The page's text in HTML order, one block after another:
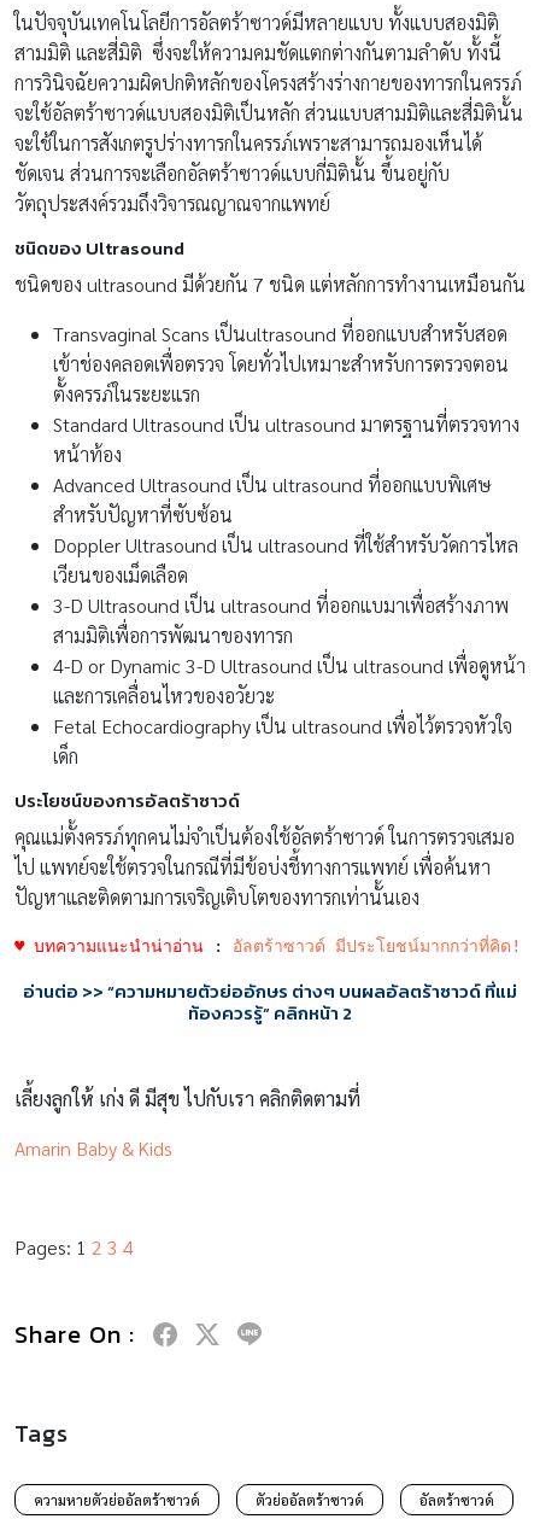
ในปัจจุบันเทคโนโลยีการอัลตร้าซาวด์มีหลายแบบ ทั้งแบบสองมิติ
สามมิติ และสี่มิติ ซึ่งจะให้ความคมชัดแตกต่างกันตามลำดับ ทั้งนี้
การวินิจฉัยความผิดปกติหลักของโครงสร้างร่างกายของทารกในครรภ์
จะใช้อัลตร้าซาวด์แบบสองมิติเป็นหลัก ส่วนแบบสามมิติและสี่มิตินั้น
จะใช้ในการสังเกตรูปร่างทารกในครรภ์เพราะสามารถมองเห็นได้
ชัดเจน ส่วนการจะเลือกอัลตร้าซาวด์แบบกี่มิตินั้น ขึ้นอยู่กับ
วัตถุประสงค์รวมถึงวิจารณญาณจากแพทย์
ชนิดของ Ultrasound
ชนิดของ ultrasound มีด้วยกัน 7 ชนิด แต่หลักการทำงานเหมือนกัน
Transvaginal Scans เป็นultrasound ที่ออกแบบสำหรับสอด
เข้าช่องคลอดเพื่อตรวจ โดยทั่วไปเหมาะสำหรับการตรวจตอน
ตั้งครรภ์ในระยะแรก
Standard Ultrasound เป็น ultrasound มาตรฐานที่ตรวจทาง
หน้าท้อง
Advanced Ultrasound เป็น ultrasound ที่ออกแบบพิเศษ
สำหรับปัญหาที่ซับซ้อน
Doppler Ultrasound เป็น ultrasound ที่ใช้สำหรับวัดการไหล
เวียนของเม็ดเลือด
3-D Ultrasound เป็น ultrasound ที่ออกแบมาเพื่อสร้างภาพ
สามมิติเพื่อการพัฒนาของทารก
4-D or Dynamic 3-D Ultrasound เป็น ultrasound เพื่อดูหน้า
และการเคลื่อนไหวของอวัยวะ
Fetal Echocardiography เป็น ultrasound เพื่อไว้ตรวจหัวใจ
เด็ก
ประโยชน์ของการอัลตร้าซาวด์
คุณแม่ตั้งครรภ์ทุกคนไม่จำเป็นต้องใช้อัลตร้าซาวด์ ในการตรวจเสมอ
ไป แพทย์จะใช้ตรวจในกรณีที่มีข้อบ่งชี้ทางการแพทย์ เพื่อค้นหา
ปัญหาและติดตามการเจริญเติบโตของทารกเท่านั้นเอง
♥ บทความแนะนำน่าอ่าน : อัลตร้าซาวด์ มีประโยชน์มากกว่าที่คิด!
อ่านต่อ >>“ความหมายตัวย่ออักษร ต่างๆ บนผลอัลตร้าซาวด์ ที่แม่
ท้องควรรู้” คลิกหน้า 2
เลี้ยงลูกให้ เก่ง ดี มีสุข ไปกับเรา คลิกติดตามที่
Amarin Baby & Kids
Pages: 1 2 3 4
Share On :
Tags
ความหายตัวย่ออัลตร้าซาวด์ ตัวย่ออัลตร้าซาวด์ อัลตร้าซาวด์